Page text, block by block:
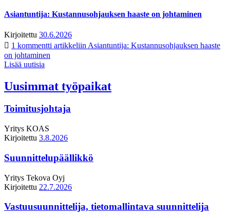
Asiantuntija: Kustannusohjauksen haaste on johtaminen
Kirjoitettu 30.6.2026
1 kommentti artikkeliin Asiantuntija: Kustannusohjauksen haaste
on johtaminen
Lisää uutisia
Uusimmat työpaikat
Toimitusjohtaja
Yritys KOAS
Kirjoitettu 3.8.2026
Suunnittelupäällikkö
Yritys Tekova Oyj
Kirjoitettu 22.7.2026
Vastuusuunnittelija, tietomallintava suunnittelija